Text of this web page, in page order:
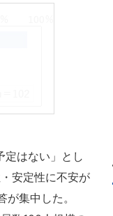
はない」とし
安定性に不安が
集中した。